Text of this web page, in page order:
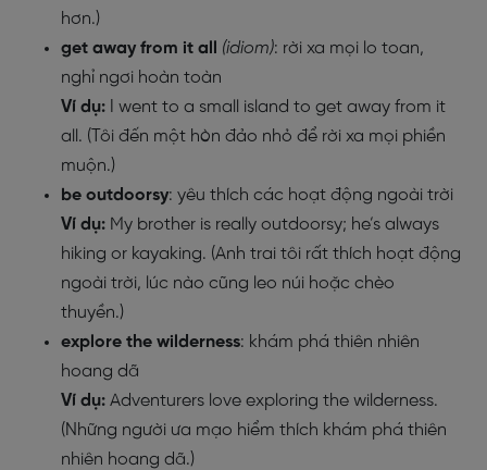
hơn.)
get away from it all
(idiom): rời xa mọi lo toan,
nghỉ ngơi hoàn toàn
Ví dụ: I went to a small island to get away from it
all. (Tôi đến một hòn đảo nhỏ để rời xa mọi phiền
muộn.)
be outdoorsy: yêu thích các hoạt động ngoài trời
Ví dụ: My brother is really outdoorsy; he’s always
hiking or kayaking. (Anh trai tôi rất thích hoạt động
ngoài trời, lúc nào cũng leo núi hoặc chèo
thuyền.)
explore the wilderness: khám phá thiên nhiên
hoang dã
Ví dụ: Adventurers love exploring the wilderness.
(Những người ưa mạo hiểm thích khám phá thiên
nhiên hoang dã.)